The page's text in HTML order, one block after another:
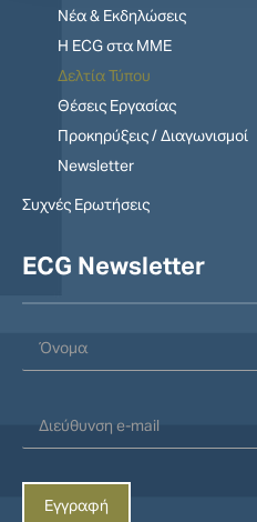
Νέα & Εκδηλώσεις
Η ECG στα MME
Δελτία Τύπου
Θέσεις Εργασίας
Προκηρύξεις / Διαγωνισμοί
Newsletter
Συχνές Ερωτήσεις
ECG Newsletter